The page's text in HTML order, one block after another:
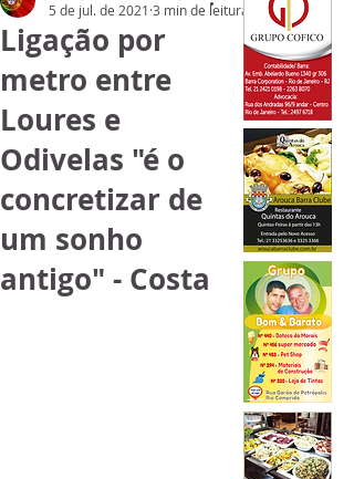
Ligação por
metro entre
Loures e
Odivelas "é o
concretizar de
um sonho
antigo" - Costa
5 de jul. de 2021 3 min de leitura